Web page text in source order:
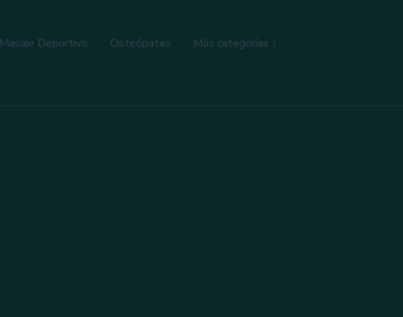
Masaje Deportivo Osteópatas
Más categorías ↓